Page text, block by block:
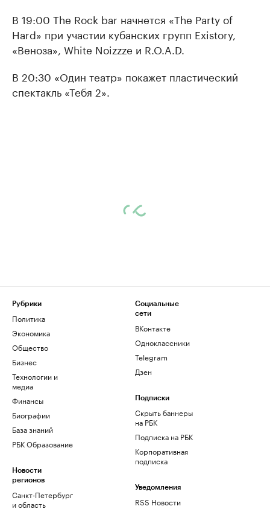
В 19:00 The Rock bar начнется «The Party of
Hard» при участии кубанских групп Existory,
«Веноза», White Noizzze и R.O.A.D.
В 20:30 «Один театр» покажет пластический
спектакль «Тебя 2».
Рубрики
Политика
Экономика
Общество
Бизнес
Технологии и
медиа
Финансы
Биографии
База знаний
РБК Образование
Новости
регионов
Санкт-Петербург
и область
Социальные
сети
ВКонтакте
Одноклассники
Telegram
Дзен
Подписки
Скрыть баннеры
на РБК
Подписка на РБК
Корпоративная
подписка
Уведомления
RSS Новости